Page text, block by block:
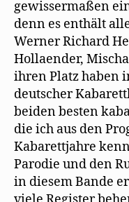
gewissermaßen
denn es enthält
Werner Richard
Hollaender,
ihren Platz haben
deutscher
beiden besten
die ich aus den
Kabarettjahre
Parodie und den
in diesem Bande